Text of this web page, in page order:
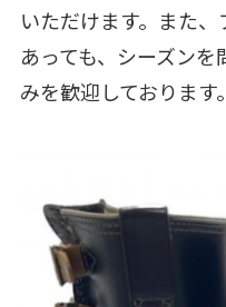
いただけます。また
あっても、シーズン
みを歓迎しております。